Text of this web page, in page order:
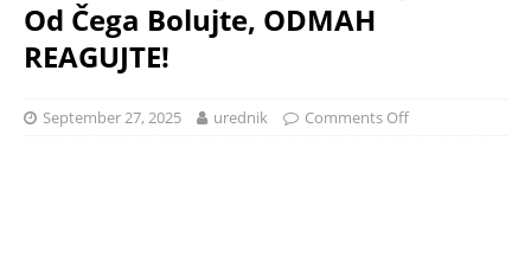
Od Čega Bolujte, ODMAH
REAGUJTE!
September 27, 2025 urednik Comments Off